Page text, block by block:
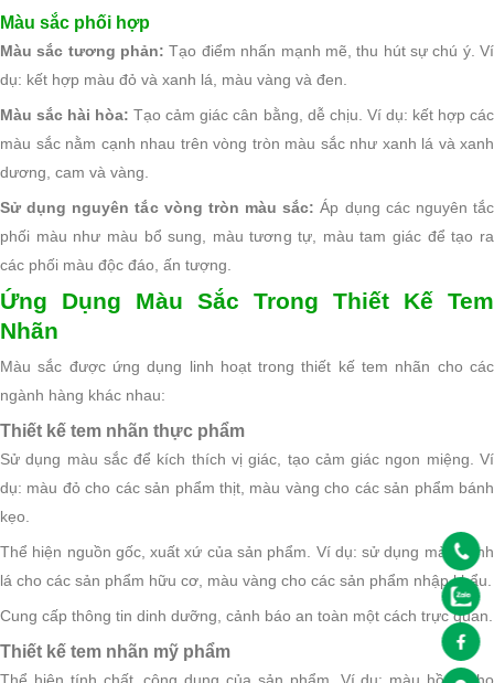
Màu sắc phối hợp
Màu sắc tương phản: Tạo điểm nhấn mạnh mẽ, thu hút sự chú ý. Ví
dụ: kết hợp màu đỏ và xanh lá, màu vàng và đen.
Màu sắc hài hòa: Tạo cảm giác cân bằng, dễ chịu. Ví dụ: kết hợp các
màu sắc nằm cạnh nhau trên vòng tròn màu sắc như xanh lá và xanh
dương, cam và vàng.
Sử dụng nguyên tắc vòng tròn màu sắc: Áp dụng các nguyên tắc
phối màu như màu bổ sung, màu tương tự, màu tam giác để tạo ra
các phối màu độc đáo, ấn tượng.
Ứng Dụng Màu Sắc Trong Thiết Kế Tem
Nhãn
Màu sắc được ứng dụng linh hoạt trong thiết kế tem nhãn cho các
ngành hàng khác nhau:
Thiết kế tem nhãn thực phẩm
Sử dụng màu sắc để kích thích vị giác, tạo cảm giác ngon miệng. Ví
dụ: màu đỏ cho các sản phẩm thịt, màu vàng cho các sản phẩm bánh
kẹo.
Thể hiện nguồn gốc, xuất xứ của sản phẩm. Ví dụ: sử dụng màu xanh
lá cho các sản phẩm hữu cơ, màu vàng cho các sản phẩm nhập khẩu.
Cung cấp thông tin dinh dưỡng, cảnh báo an toàn một cách trực quan.
Thiết kế tem nhãn mỹ phẩm